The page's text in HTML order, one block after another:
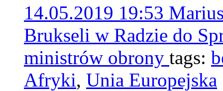
14.05.2019 19:53
Brukseli w Radzie do
ministrów obrony tags:
Afryki, Unia Europejska